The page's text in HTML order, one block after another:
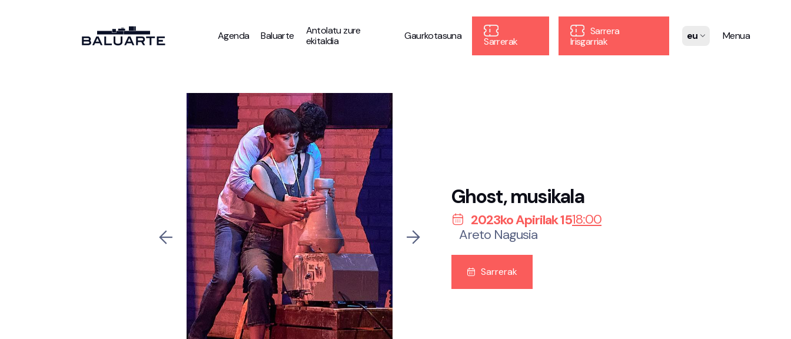
Agenda Baluarte
Antolatu zure
ekitaldia
Gaurkotasuna Sarrerak
Sarrera
Irisgarriak
eu Menua
Ghost, musikala
2023ko Apirilak 1518:00
Areto Nagusia
Sarrerak